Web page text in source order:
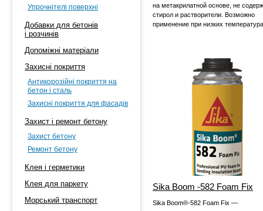
Упрочнітелі поверхні
Добавки для бетонів
і розчинів
Допоміжні матеріали
Захисні покриття
Антикорозійні покриття на
бетон і сталь
Захисні покриття для фасадів
Захист і ремонт бетону
Захист бетону
Ремонт бетону
Клея і герметики
Клея для паркету
Морський транспорт
на метакрилатной основе, не
стирол и растворители. Возможно
применение при низких
Sika Boom -582 Foam Fix
Sika Boom®-582 Foam Fix —